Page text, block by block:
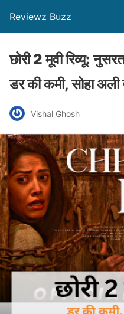
Reviewz Buzz
छोरी 2 मूवी रिव्यू:
डर की कमी, सोहा अली
Vishal Ghosh